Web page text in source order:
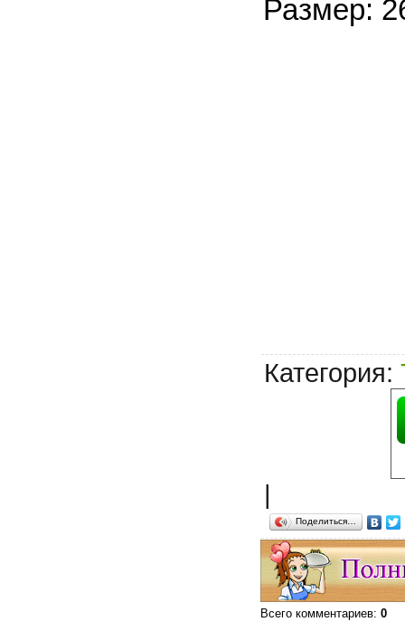
Размер:
Категория:
|
Поделиться…
Всего комментариев: 0